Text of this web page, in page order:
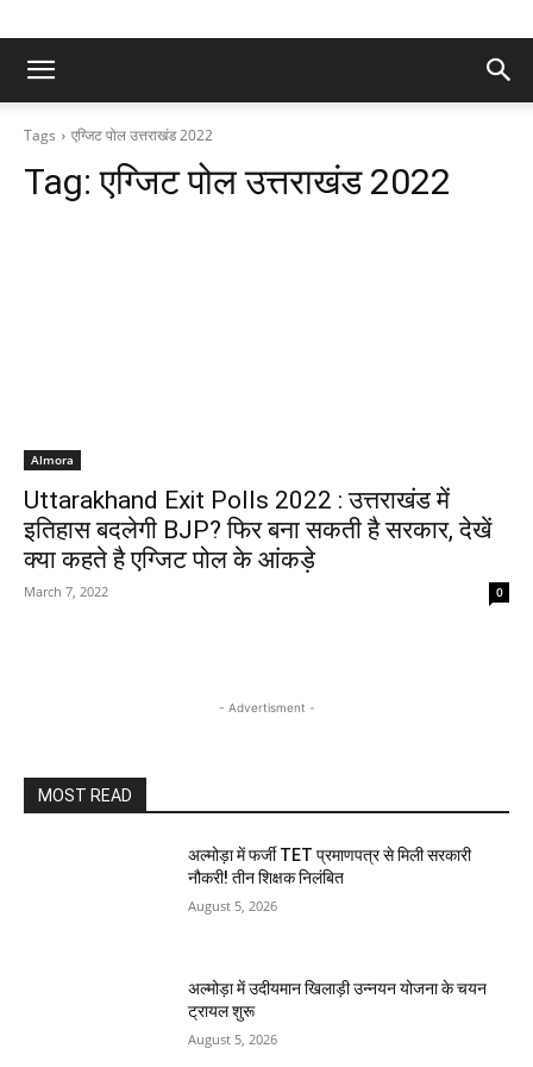
Tags एग्जिट पोल उत्तराखंड 2022
Tag:एग्जिट पोल उत्तराखंड 2022
Almora
Uttarakhand Exit Polls 2022 : उत्तराखंड में
इतिहास बदलेगी BJP? फिर बना सकती है सरकार, देखें
क्या कहते है एग्जिट पोल के आंकड़े
March 7, 2022 0
- Advertisment -
MOST READ
अल्मोड़ा में फर्जी TET प्रमाणपत्र से मिली सरकारी
नौकरी! तीन शिक्षक निलंबित
August 5, 2026
अल्मोड़ा में उदीयमान खिलाड़ी उन्नयन योजना के चयन
ट्रायल शुरू
August 5, 2026